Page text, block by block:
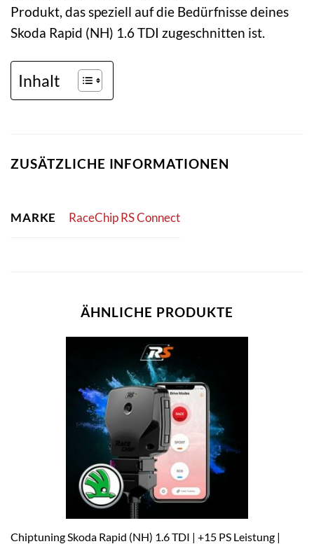
Produkt, das speziell auf die Bedürfnisse deines
Skoda Rapid (NH) 1.6 TDI zugeschnitten ist.
Inhalt
ZUSÄTZLICHE INFORMATIONEN
MARKE RaceChip RS Connect
ÄHNLICHE PRODUKTE
Chiptuning Skoda Rapid (NH) 1.6 TDI | +15 PS Leistung |